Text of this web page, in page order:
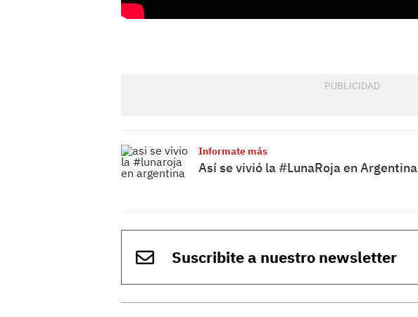
Informate más
Así se vivió la #LunaRoja en Argentina
Suscribite a nuestro newsletter